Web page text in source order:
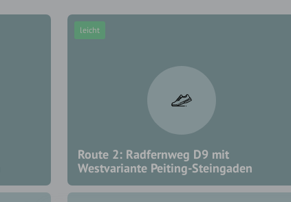
Route 2: Radfernweg D9 mit
Westvariante Peiting-Steingaden
leicht